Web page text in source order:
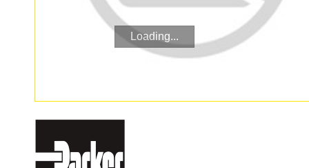
Loading...